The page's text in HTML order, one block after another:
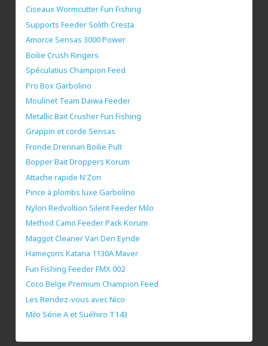
Ciseaux Wormcutter Fun Fishing
Supports Feeder Solith Cresta
Amorce Sensas 3000 Power
Boilie Crush Ringers
Spéculatius Champion Feed
Pro Box Garbolino
Moulinet Team Daiwa Feeder
Metallic Bait Crusher Fun Fishing
Grappin et corde Sensas
Fronde Drennan Boilie Pult
Bopper Bait Droppers Korum
Attache rapide N'Zon
Pince à plombs luxe Garbolino
Nylon Redvoltion Silent Feeder Milo
Method Camo Feeder Pack Korum
Maggot Cleaner Van Den Eynde
Hameçons Katana 1130A Maver
Fun Fishing Feeder FMX 002
Coco Belge Premium Champion Feed
Les Rendez-vous avec Nico
Milo Série A et Suéhiro T143